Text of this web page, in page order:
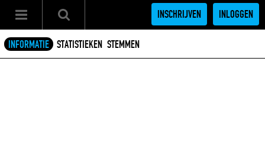
INSCHRIJVEN INLOGGEN
INFORMATIE STATISTIEKEN STEMMEN